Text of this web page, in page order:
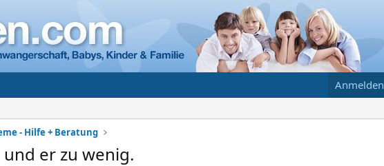
Anmelden
- Hilfe + Beratung
er zu wenig.